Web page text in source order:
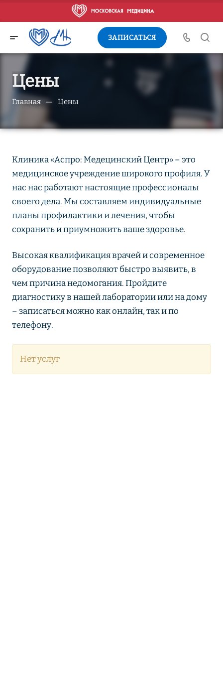
ЗАПИСАТЬСЯ
Цены
Главная — Цены
Клиника «Аспро: Медецинский Центр» – это
медицинское учреждение широкого профиля. У
нас нас работают настоящие профессионалы
своего дела. Мы составляем индивидуальные
планы профилактики и лечения, чтобы
сохранить и приумножить ваше здоровье.
Высокая квалификация врачей и современное
оборудование позволяют быстро выявить, в
чем причина недомогания. Пройдите
диагностику в нашей лаборатории или на дому
– записаться можно как онлайн, так и по
телефону.
Нет услуг